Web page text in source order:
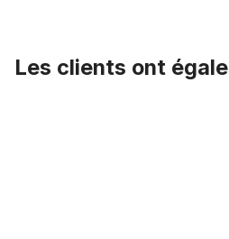
Les clients ont